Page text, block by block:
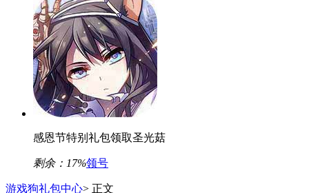
感恩节特别礼包领取圣光菇
剩余： 17%领号
游戏狗礼包中心> 正文